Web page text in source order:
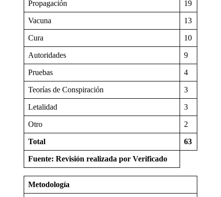
Propagación 19
Vacuna 13
Cura 10
Autoridades 9
Pruebas 4
Teorías de Conspiración 3
Letalidad 3
Otro 2
Total 63
Fuente: Revisión realizada por Verificado
Metodología